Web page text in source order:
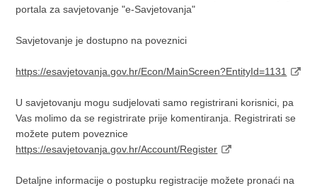
portala za savjetovanje "e-Savjetovanja"
Savjetovanje je dostupno na poveznici
https://esavjetovanja.gov.hr/Econ/MainScreen?EntityId=1131
U savjetovanju mogu sudjelovati samo registrirani korisnici, pa
Vas molimo da se registrirate prije komentiranja. Registrirati se
možete putem poveznice
https://esavjetovanja.gov.hr/Account/Register
Detaljne informacije o postupku registracije možete pronaći na